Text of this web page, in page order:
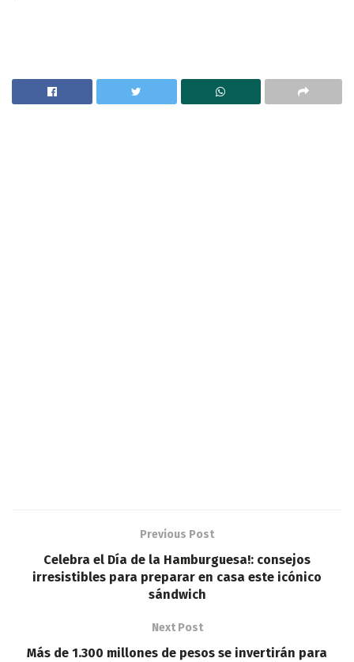
Previous Post
Celebra el Día de la Hamburguesa!: consejos
irresistibles para preparar en casa este icónico
sándwich
Next Post
Más de 1.300 millones de pesos se invertirán para